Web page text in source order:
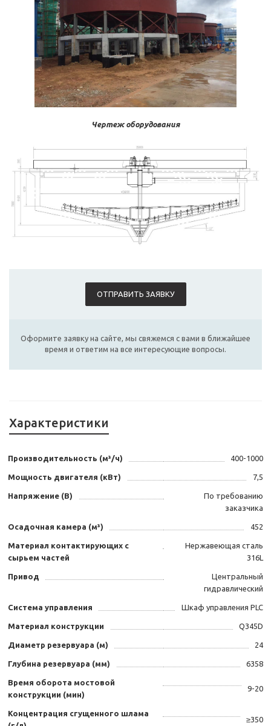
Чертеж оборудования
ОТПРАВИТЬ ЗАЯВКУ
Оформите заявку на сайте, мы свяжемся с вами в ближайшее
время и ответим на все интересующие вопросы.
Характеристики
Производительность (м³/ч) 400-1000
Мощность двигателя (кВт) 7,5
Напряжение (В)
По требованию
заказчика
Осадочная камера (м³) 452
Материал контактирующих с
сырьем частей
Нержавеющая сталь
316L
Привод
Центральный
гидравлический
Система управления Шкаф управления PLC
Материал конструкции Q345D
Диаметр резервуара (м) 24
Глубина резервуара (мм) 6358
Время оборота мостовой
конструкции (мин)
9-20
Концентрация сгущенного шлама
≥350